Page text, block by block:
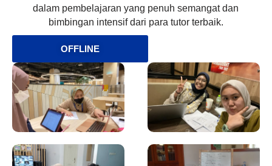
dalam pembelajaran yang penuh semangat dan
bimbingan intensif dari para tutor terbaik.
OFFLINE